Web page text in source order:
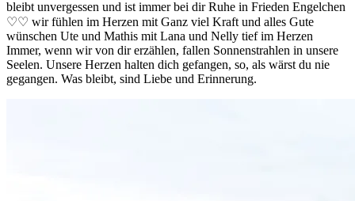
bleibt unvergessen und ist immer bei dir Ruhe in Frieden Engelchen
♡♡ wir fühlen im Herzen mit Ganz viel Kraft und alles Gute
wünschen Ute und Mathis mit Lana und Nelly tief im Herzen
Immer, wenn wir von dir erzählen, fallen Sonnenstrahlen in unsere
Seelen. Unsere Herzen halten dich gefangen, so, als wärst du nie
gegangen. Was bleibt, sind Liebe und Erinnerung.